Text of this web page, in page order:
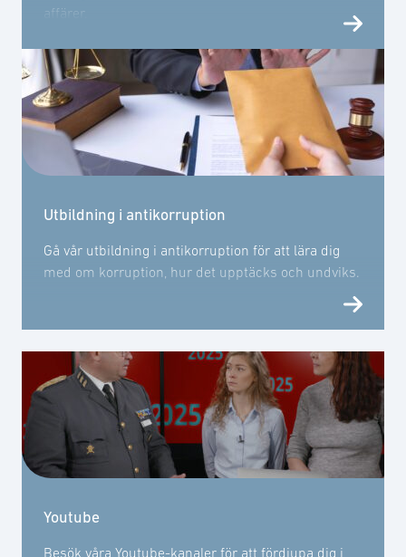
affärer.
Utbildning i antikorruption
Gå vår utbildning i antikorruption för att lära dig
med om korruption, hur det upptäcks och undviks.
Youtube
Besök våra Youtube-kanaler för att fördjupa dig i